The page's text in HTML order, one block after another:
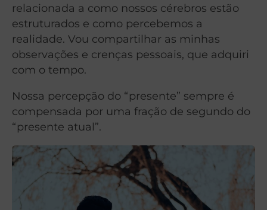
relacionada a como nossos cérebros estão
estruturados e como percebemos a
realidade. Vou compartilhar as minhas
observações e crenças pessoais, que adquiri
com o tempo.
Nossa percepção do “presente” sempre é
compensada por uma fração de segundo do
“presente atual”.